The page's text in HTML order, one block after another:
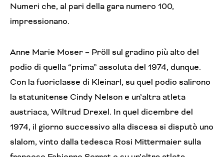
Numeri che, al pari della gara numero 100,
impressionano.
Anne Marie Moser – Pröll sul gradino più alto del
podio di quella “prima” assoluta del 1974, dunque.
Con la fuoriclasse di Kleinarl, su quel podio salirono
la statunitense Cindy Nelson e un’altra atleta
austriaca, Wiltrud Drexel. In quel dicembre del
1974, il giorno successivo alla discesa si disputò uno
slalom, vinto dalla tedesca Rosi Mittermaier sulla